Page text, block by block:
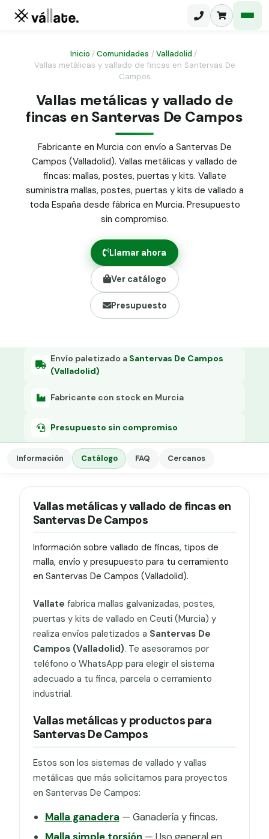
Malla electrosoldada
Malla ganadera
Malla triple torsión
Panel malla H.
Puerta abatible dos hojas
Puerta acceso peatonal
Poste malla Hércules
Poste malla simple torsión
Alambre de espino galvanizado
Alambre liso galvanizado
Malla ocultación 70 g/m² verde
Abrazadera PVC malla H.
Grapa malla H.
Grapadora
Inicio /Comunidades / Valladolid /
Vallas metálicas y vallado de fincas en Santervas De
Campos
Vallas metálicas y vallado de
fincas en Santervas De Campos
Fabricante en Murcia con envío a Santervas De
Campos (Valladolid). Vallas metálicas y vallado de
fincas: mallas, postes, puertas y kits. Vallate
suministra mallas, postes, puertas y kits de vallado a
toda España desde fábrica en Murcia. Presupuesto
sin compromiso.
Llamar ahora
Ver catálogo
Presupuesto
Envío paletizado a Santervas De Campos
(Valladolid)
Fabricante con stock en Murcia
Presupuesto sin compromiso
Información Catálogo FAQ Cercanos
Vallas metálicas y vallado de fincas en
Santervas De Campos
Información sobre vallado de fincas, tipos de
malla, envío y presupuesto para tu cerramiento
en Santervas De Campos (Valladolid).
Vallate fabrica mallas galvanizadas, postes,
puertas y kits de vallado en Ceutí (Murcia) y
realiza envíos paletizados a Santervas De
Campos (Valladolid). Te asesoramos por
teléfono o WhatsApp para elegir el sistema
adecuado a tu finca, parcela o cerramiento
industrial.
Vallas metálicas y productos para
Santervas De Campos
Estos son los sistemas de vallado y vallas
metálicas que más solicitamos para proyectos
en Santervas De Campos:
Malla ganadera — Ganadería y fincas.